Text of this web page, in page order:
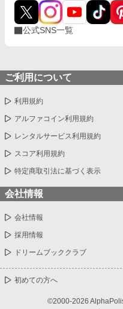
公式SNS一覧
ご利用について
利用規約
アルファコイン利用規約
レンタルサービス利用規約
スコア利用規約
特定商取引法に基づく表示
会社情報
会社情報
採用情報
ドリームブッククラブ
初めての方へ
©2000-2026